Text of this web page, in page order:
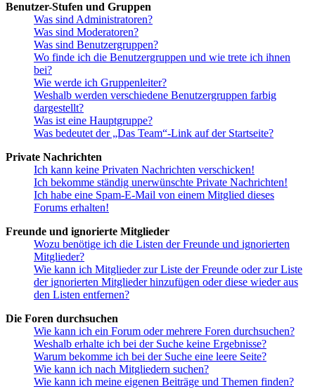
Benutzer-Stufen und Gruppen
Was sind Administratoren?
Was sind Moderatoren?
Was sind Benutzergruppen?
Wo finde ich die Benutzergruppen und wie trete ich ihnen
bei?
Wie werde ich Gruppenleiter?
Weshalb werden verschiedene Benutzergruppen farbig
dargestellt?
Was ist eine Hauptgruppe?
Was bedeutet der „Das Team“-Link auf der Startseite?
Private Nachrichten
Ich kann keine Privaten Nachrichten verschicken!
Ich bekomme ständig unerwünschte Private Nachrichten!
Ich habe eine Spam-E-Mail von einem Mitglied dieses
Forums erhalten!
Freunde und ignorierte Mitglieder
Wozu benötige ich die Listen der Freunde und ignorierten
Mitglieder?
Wie kann ich Mitglieder zur Liste der Freunde oder zur Liste
der ignorierten Mitglieder hinzufügen oder diese wieder aus
den Listen entfernen?
Die Foren durchsuchen
Wie kann ich ein Forum oder mehrere Foren durchsuchen?
Weshalb erhalte ich bei der Suche keine Ergebnisse?
Warum bekomme ich bei der Suche eine leere Seite?
Wie kann ich nach Mitgliedern suchen?
Wie kann ich meine eigenen Beiträge und Themen finden?